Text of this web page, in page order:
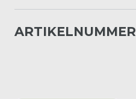
ARTIKELNUMMER